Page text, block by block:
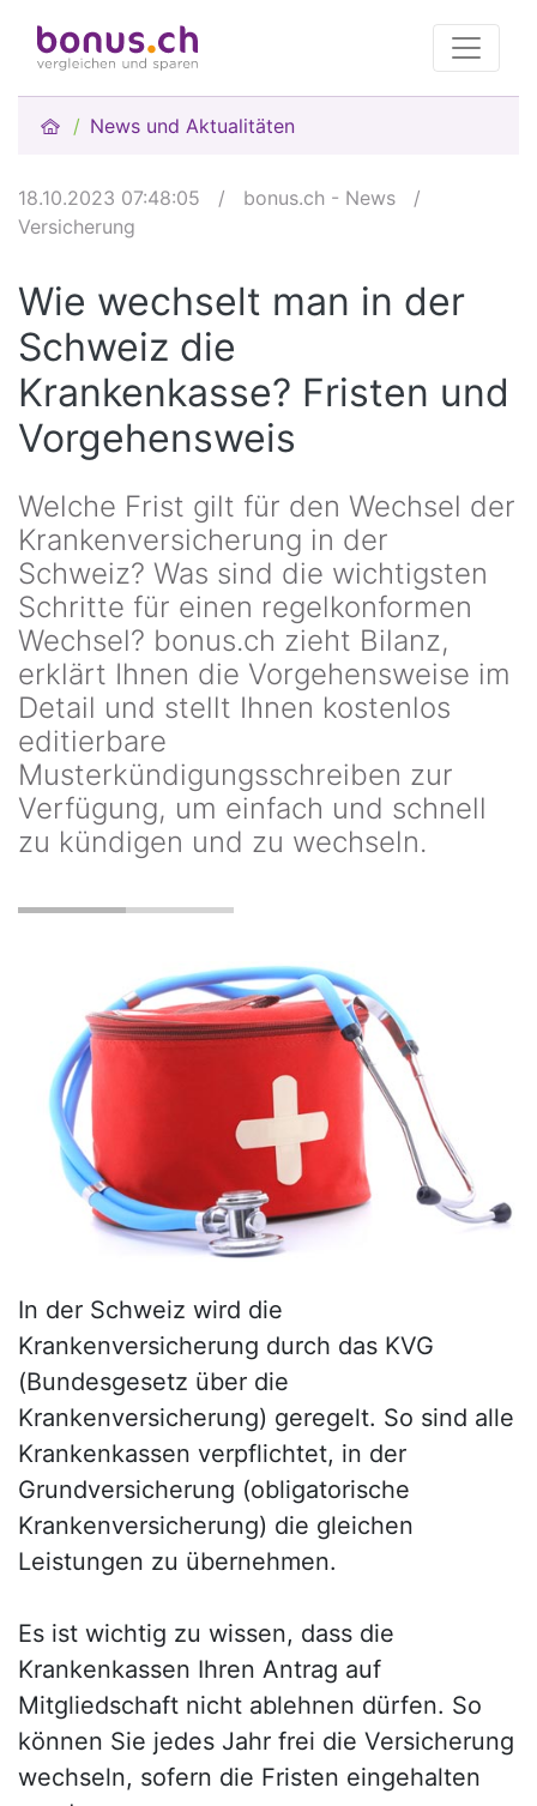
News und Aktualitäten
18.10.2023 07:48:05 / bonus.ch - News
/
Versicherung
Wie wechselt man in der
Schweiz die
Krankenkasse? Fristen und
Vorgehensweis
Welche Frist gilt für den Wechsel der
Krankenversicherung in der
Schweiz? Was sind die wichtigsten
Schritte für einen regelkonformen
Wechsel? bonus.ch zieht Bilanz,
erklärt Ihnen die Vorgehensweise im
Detail und stellt Ihnen kostenlos
editierbare
Musterkündigungsschreiben zur
Verfügung, um einfach und schnell
zu kündigen und zu wechseln.
In der Schweiz wird die
Krankenversicherung durch das KVG
(Bundesgesetz über die
Krankenversicherung) geregelt. So sind alle
Krankenkassen verpflichtet, in der
Grundversicherung (obligatorische
Krankenversicherung) die gleichen
Leistungen zu übernehmen.
Es ist wichtig zu wissen, dass die
Krankenkassen Ihren Antrag auf
Mitgliedschaft nicht ablehnen dürfen. So
können Sie jedes Jahr frei die Versicherung
wechseln, sofern die Fristen eingehalten